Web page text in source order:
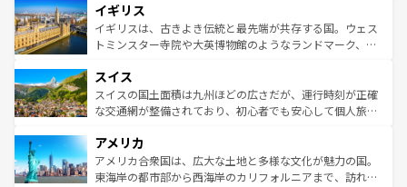
いる。シャンパンの発祥地であるランス、プロヴァンスの
香り高いラベンダー畑など、多彩な楽しみ方が可能だ。さ
らに、パリ以外の地域にも魅力が溢れており、どの街角に
れる地方に足を運ぶとそれぞれで全く異なる文化を体験で
きるだろう。 なお、新着のフランス情報はコンテンツ一覧
を参照してほしい。
顔を持つこの国は、どこを歩いても飽きることがない。ベ
ルリンの文化的活気、バイエルン州のアルプスの絶景、そ
してライン川沿いのワイン畑といった風景は必見。ビール
は、お酒好きな人にはぜひ体験してほしい。 なお、新着の
ドイツ情報はコンテンツ一覧を参照してほしい。
イギリス
イギリスは、古きよき伝統と最先端が共存する国。ウェス
トミンスター寺院や大英博物館のようなランドマーク、歴
リアごとに異なる魅力がある。また、優雅なアフタヌーン
ティー、ビール好きにはたまらない英国パブ、サッカー観
戦など、本場だからこそできる体験も豊富。イギリスを旅
ンツ一覧を参照してほしい。
スイス
スイスの国土面積は九州ほどの広さだが、運行時刻が正確
な交通網が整備されており、初心者でも安心して個人旅行
の建物がそのまま残る町や、スイスならではのユニークな
博物館もあり、アルプス観光だけでなく町歩きも満喫する
ことができる。国民の所得が高いため物価も高いが、旅行
アメリカ
アメリカ合衆国は、広大な土地と多様な文化が魅力の国。
東海岸の都市部から西海岸のカリフォルニアまで、訪れる